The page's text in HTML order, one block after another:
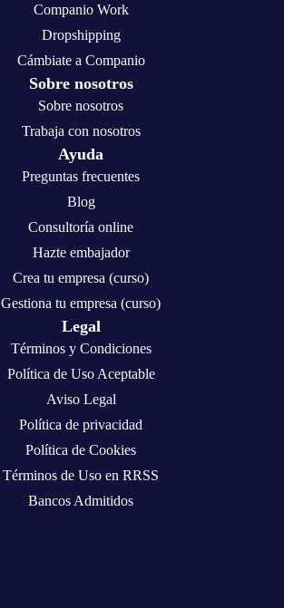
Companio Work
Dropshipping
Cámbiate a Companio
Sobre nosotros
Sobre nosotros
Trabaja con nosotros
Ayuda
Preguntas frecuentes
Blog
Consultoría online
Hazte embajador
Crea tu empresa (curso)
Gestiona tu empresa (curso)
Legal
Términos y Condiciones
Política de Uso Aceptable
Aviso Legal
Política de privacidad
Política de Cookies
Términos de Uso en RRSS
Bancos Admitidos